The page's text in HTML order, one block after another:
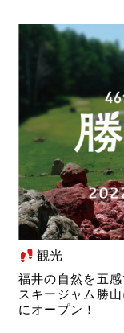
観光
福井の自然を五感
スキージャム勝
にオープン！